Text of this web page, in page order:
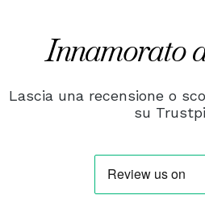
Innamorato
Lascia una recensione o
su